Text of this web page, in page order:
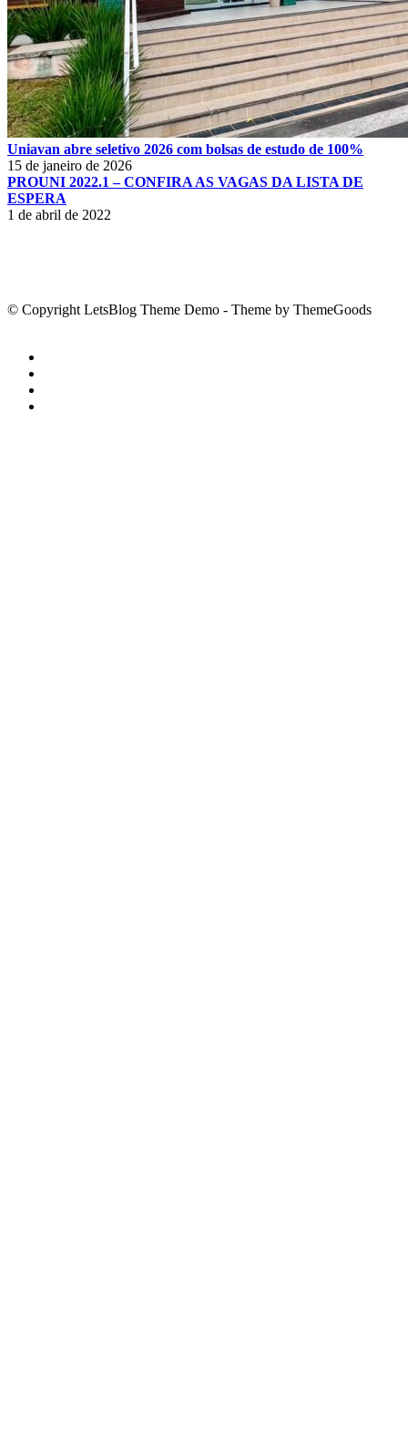
Uniavan abre seletivo 2026 com bolsas de estudo de 100%
15 de janeiro de 2026
PROUNI 2022.1 – CONFIRA AS VAGAS DA LISTA DE
ESPERA
1 de abril de 2022
© Copyright LetsBlog Theme Demo - Theme by ThemeGoods